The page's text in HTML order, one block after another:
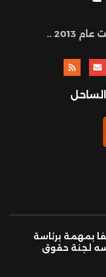
..
بمهمة برئاسة
لجنة حقوق